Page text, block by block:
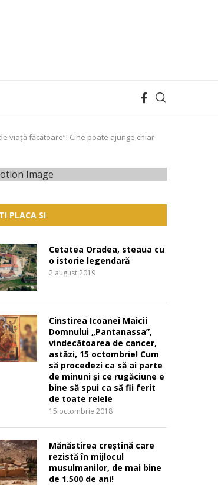
viață făcătoare”! Cine poate ajunge chiar
PLACA SI
Cetatea Oradea, steaua cu
o istorie legendară
2 august 2019
Cinstirea Icoanei Maicii
Domnului „Pantanassa”,
vindecătoarea de cancer,
astăzi, 15 octombrie! Cum
să procedezi ca să ai parte
de minuni și ce rugăciune e
bine să spui ca să fii ferit
de toate relele
15 octombrie 2018
Mănăstirea creștină care
rezistă în mijlocul
musulmanilor, de mai bine
de 1.500 de ani!